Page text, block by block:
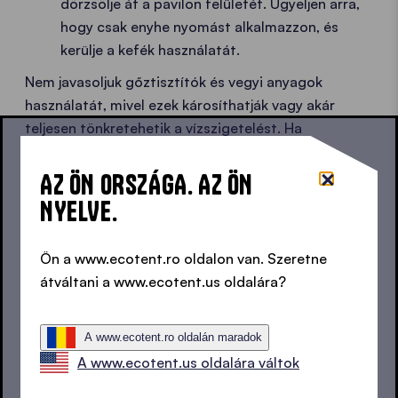
hogy csak enyhe nyomást alkalmazzon, és
kerülje a kefék használatát.
Nem javasoljuk gőztisztítók és vegyi anyagok
használatát, mivel ezek károsíthatják vagy akár
teljesen tönkretehetik a vízszigetelést. Ha
tisztítószert szeretne használni, használjon egy
kevés semleges szappant
, amelyet langyos vízben
old fel. A nagynyomású tisztítóeszköz szintén nem
alkalmas a poliészter szövethez
MINDIG KÉSZEN
EGYSZERŰ
AZ ÖN ORSZÁGA. AZ ÖN
NYELVE.
Ön a www.ecotent.ro oldalon van. Szeretne
átváltani a www.ecotent.us oldalára?
A www.ecotent.ro oldalán maradok
A www.ecotent.us oldalára váltok